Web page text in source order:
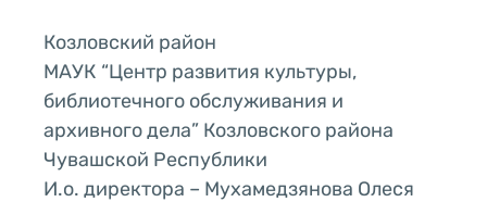
Козловский район
МАУК “Центр развития культуры,
библиотечного обслуживания и
архивного дела” Козловского района
Чувашской Республики
И.о. директора – Мухамедзянова Олеся